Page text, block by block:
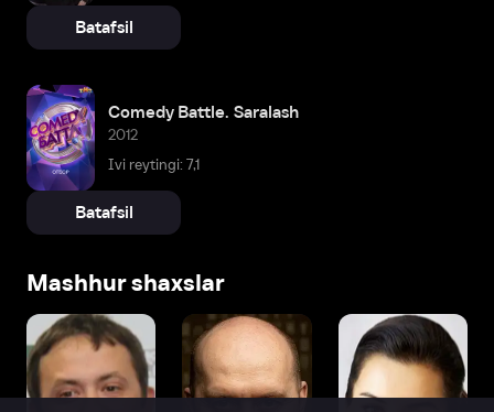
Batafsil
Comedy Battle. Saralash
2012
Ivi reytingi: 7,1
Batafsil
Mashhur shaxslar